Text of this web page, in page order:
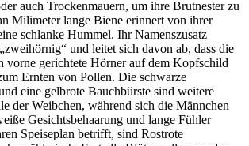
auch Trockenmauern, um ihre Brutnester zu
Milimeter lange Biene erinnert von ihrer
schlanke Hummel. Ihr Namenszusatz
und leitet sich davon ab, dass die
vorne gerichtete Hörner auf dem Kopfschild
Ernten von Pollen. Die schwarze
eine gelbrote Bauchbürste sind weitere
der Weibchen, während sich die Männchen
Gesichtsbehaarung und lange Fühler
Speiseplan betrifft, sind Rostrote